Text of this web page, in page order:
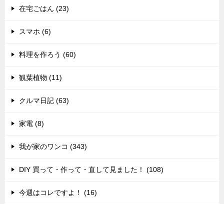
在宅ごはん (23)
スマホ (6)
料理を作ろう (60)
観葉植物 (11)
クルマ日記 (63)
家電 (8)
我が家のワンコ (343)
DIY 買って・作って・直して見ました！ (108)
今週はコレですよ！ (16)